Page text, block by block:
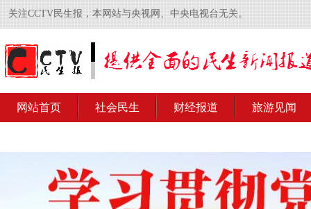
关注CCTV民生报，本网站与央视网、中央电视台无关。
网站首页 社会民生 财经报道 旅游见闻